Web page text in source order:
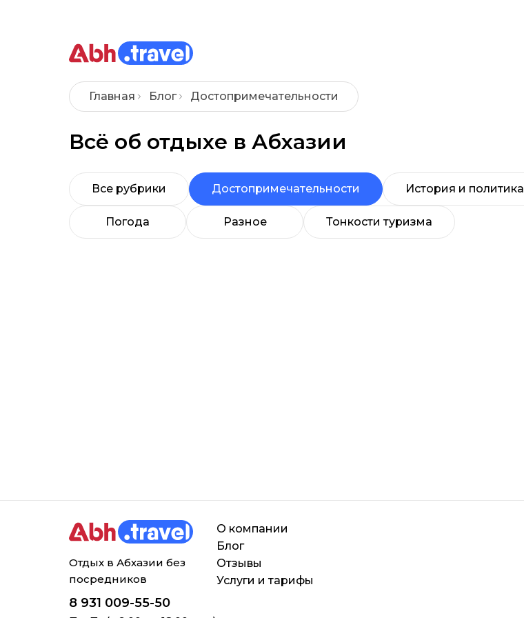
Главная Блог Достопримечательности
Всё об отдыхе в Абхазии
Все рубрики Достопримечательности История и политика
Погода Разное Тонкости туризма
Отдых в Абхазии без
посредников
8 931 009-55-50
О компании
Блог
Отзывы
Услуги и тарифы